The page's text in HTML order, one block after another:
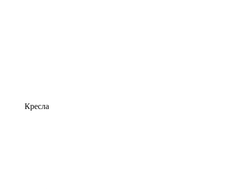
Кресла